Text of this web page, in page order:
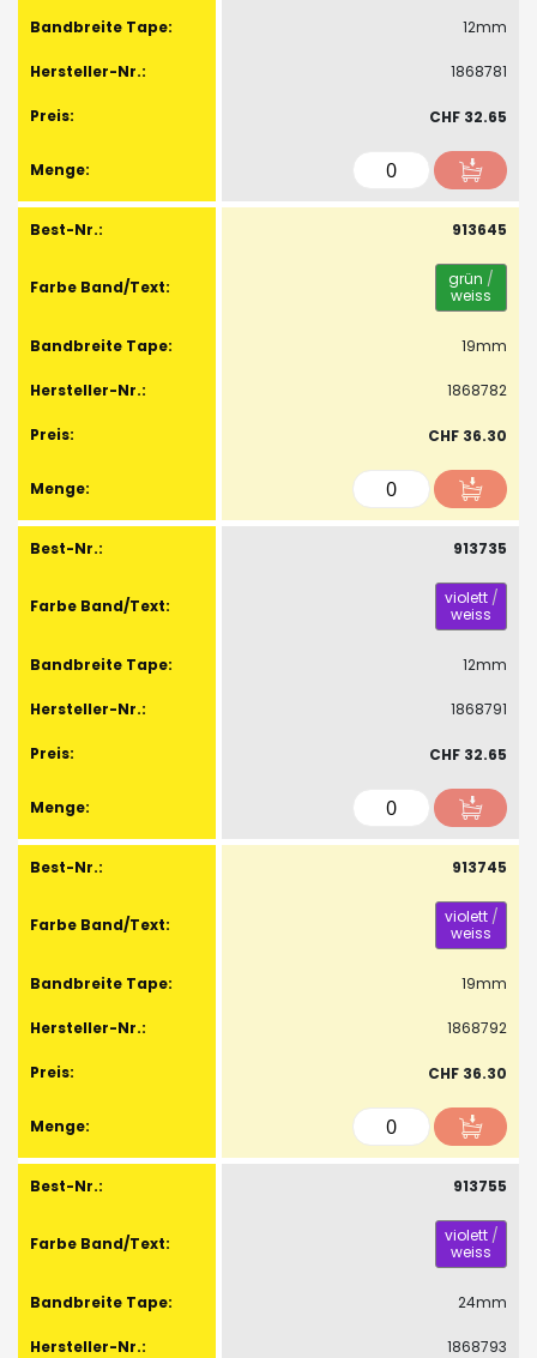
12mm
1868781
CHF 32.65
913645
grün /
weiss
19mm
1868782
CHF 36.30
913735
violett/
weiss
12mm
1868791
CHF 32.65
913745
violett/
weiss
19mm
1868792
CHF 36.30
913755
violett/
weiss
24mm
1868793